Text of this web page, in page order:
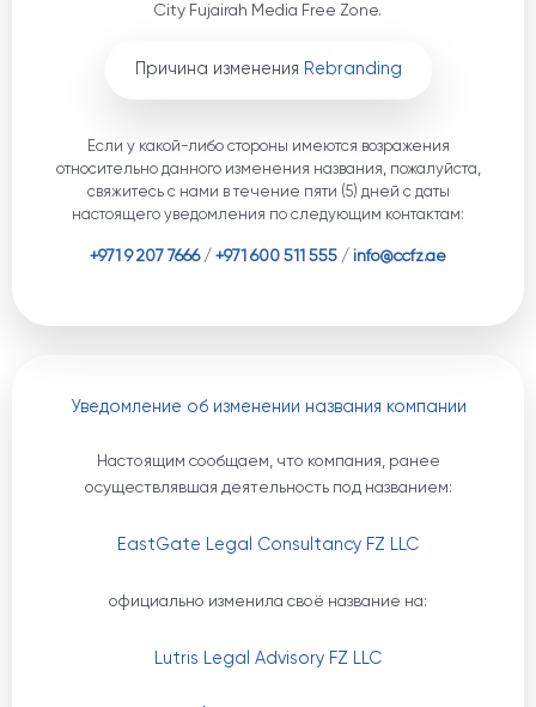
City Fujairah Media Free Zone.
Причина изменения Rebranding
Если у какой-либо стороны имеются возражения
относительно данного изменения названия, пожалуйста,
свяжитесь с нами в течение пяти (5) дней с даты
настоящего уведомления по следующим контактам:
+971 9 207 7666/ +971 600 511 555 / info@ccfz.ae
Уведомление об изменении названия компании
Настоящим сообщаем, что компания, ранее
осуществлявшая деятельность под названием:
EastGate Legal Consultancy FZ LLC
официально изменила своё название на:
Lutris Legal Advisory FZ LLC